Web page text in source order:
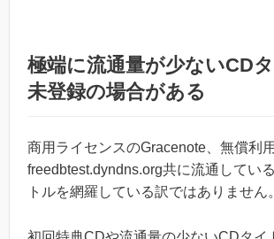
極端に流通量が少ないCD
未登録の場合がある
商用ライセンスのGracenote、無償利
freedbtest.dyndns.org共に流通してい
トルを網羅している訳ではありません。